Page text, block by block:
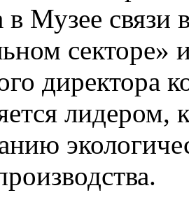
в Музее связи
секторе»
лидером,